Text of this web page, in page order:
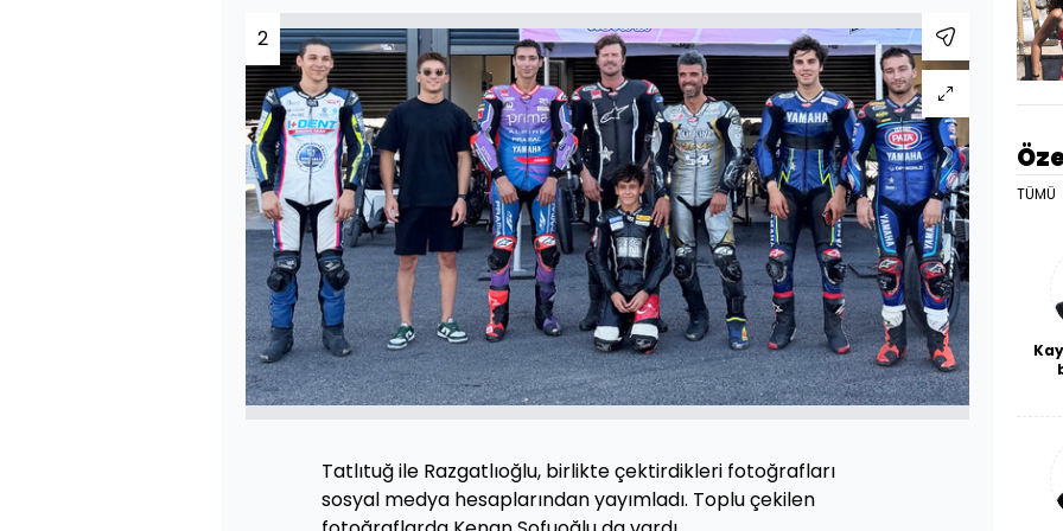
2
Tatlıtuğ ile Razgatlıoğlu, birlikte çektirdikleri fotoğrafları
sosyal medya hesaplarından yayımladı. Toplu çekilen
TÜMÜ